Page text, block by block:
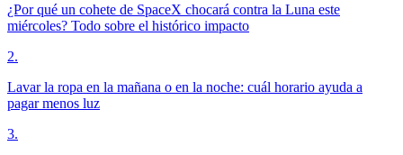
¿Por qué un cohete de SpaceX chocará contra la Luna este
miércoles? Todo sobre el histórico impacto
2.
Lavar la ropa en la mañana o en la noche: cuál horario ayuda a
pagar menos luz
3.